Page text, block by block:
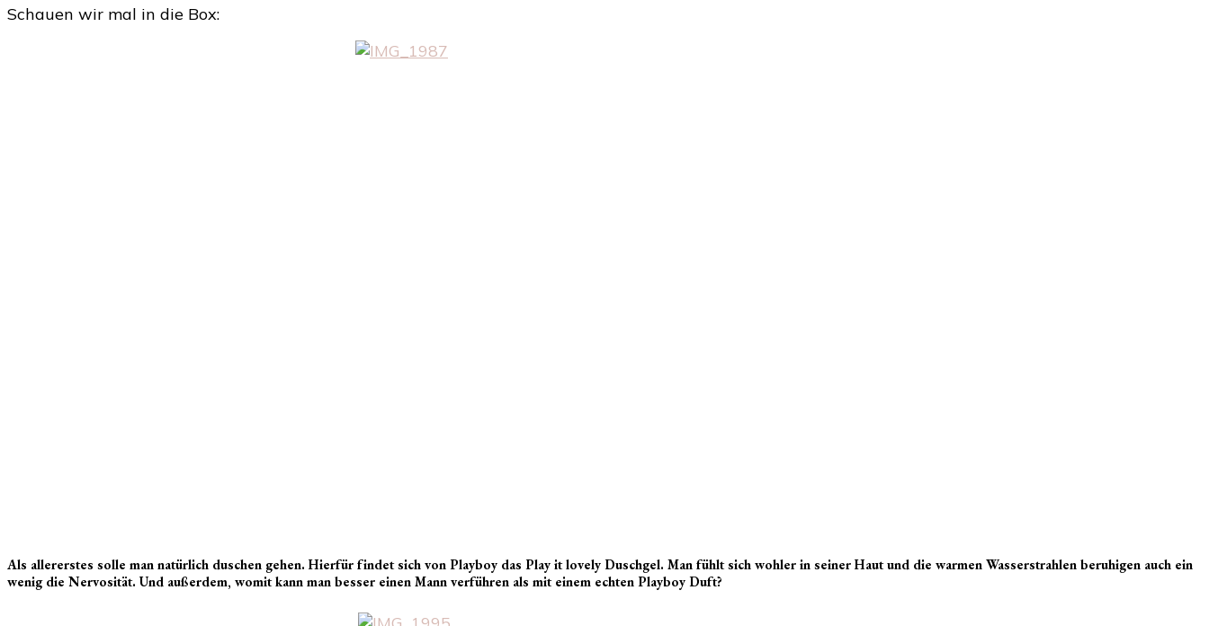
Schauen wir mal in die Box:
Als allererstes solle man natürlich duschen gehen. Hierfür findet sich von Playboy das Play it lovely Duschgel. Man fühlt sich wohler in seiner Haut und die warmen Wasserstrahlen beruhigen auch ein
wenig die Nervosität. Und außerdem, womit kann man besser einen Mann verführen als mit einem echten Playboy Duft?